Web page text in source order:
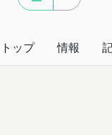
トップ 情報